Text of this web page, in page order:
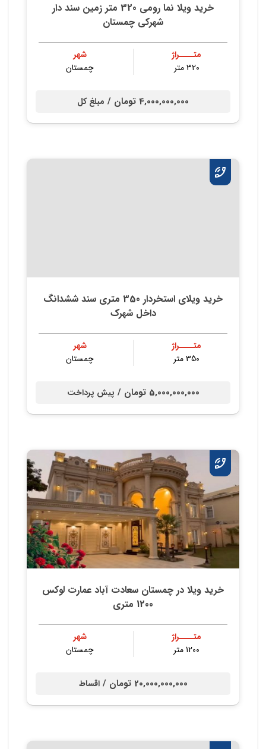
خرید ویلا نما رومی 320 متر زمین سند دار
شهرکی چمستان
متــــراژ
320 متر
شهر
چمستان
4,000,000,000 تومان / مبلغ کل
خرید ویلای استخردار 350 متری سند ششدانگ
داخل شهرک
متــــراژ
350 متر
شهر
چمستان
5,000,000,000 تومان / پیش پرداخت
خرید ویلا در چمستان سعادت آباد عمارت لوکس
1200 متری
متــــراژ
1200 متر
شهر
چمستان
20,000,000,000 تومان / اقساط